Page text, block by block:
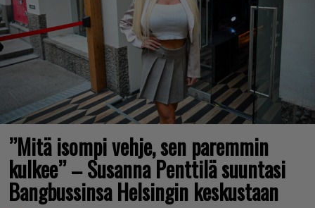
”Mitä isompi vehje, sen paremmin
kulkee” – Susanna Penttilä suuntasi
Bangbussinsa Helsingin keskustaan